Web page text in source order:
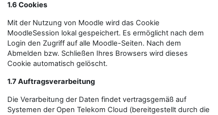
1.6 Cookies
Mit der Nutzung von Moodle wird das Cookie
MoodleSession lokal gespeichert. Es ermöglicht nach dem
Login den Zugriff auf alle Moodle-Seiten. Nach dem
Abmelden bzw. Schließen Ihres Browsers wird dieses
Cookie automatisch gelöscht.
1.7 Auftragsverarbeitung
Die Verarbeitung der Daten findet vertragsgemäß auf
Systemen der Open Telekom Cloud (bereitgestellt durch die